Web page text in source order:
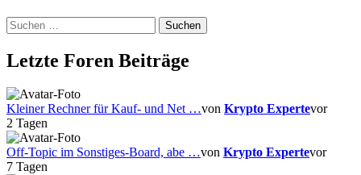
Daumen
nach
Daumen
nach
Suchen
nach:
Letzte Foren Beiträge
Kleiner Rechner für Kauf- und Net …von Krypto Expertevor
2 Tagen
Off-Topic im Sonstiges-Board, abe …von Krypto Expertevor
7 Tagen